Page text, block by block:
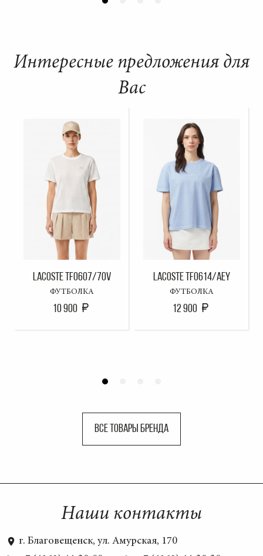
Интересные предложения для
Вас
LACOSTE TF0607/70V
ФУТБОЛКА
10 900
LACOSTE TF0614/AEY
ФУТБОЛКА
12 900
ВСЕ ТОВАРЫ БРЕНДА
Наши контакты
г. Благовещенск, ул. Амурская, 170